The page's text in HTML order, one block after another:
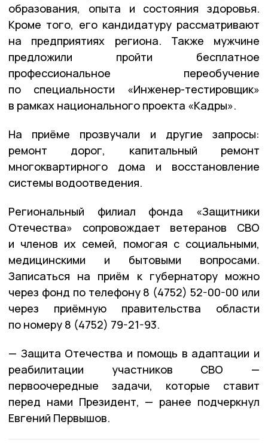
образования, опыта и состояния здоровья.
Кроме того, его кандидатуру рассматривают
на предприятиях региона. Также мужчине
предложили пройти бесплатное
профессиональное переобучение
по специальности «Инженер-тестировщик»
в рамках национального проекта «Кадры».
На приёме прозвучали и другие запросы:
ремонт дорог, капитальный ремонт
многоквартирного дома и восстановление
системы водоотведения.
Региональный филиал фонда «Защитники
Отечества» сопровождает ветеранов СВО
и членов их семей, помогая с социальными,
медицинскими и бытовыми вопросами.
Записаться на приём к губернатору можно
через фонд по телефону 8 (4752) 52-00-00 или
через приёмную правительства области
по номеру 8 (4752) 79-21-93.
— Защита Отечества и помощь в адаптации и
реабилитации участников СВО —
первоочередные задачи, которые ставит
перед нами Президент, — ранее подчеркнул
Евгений Первышов.